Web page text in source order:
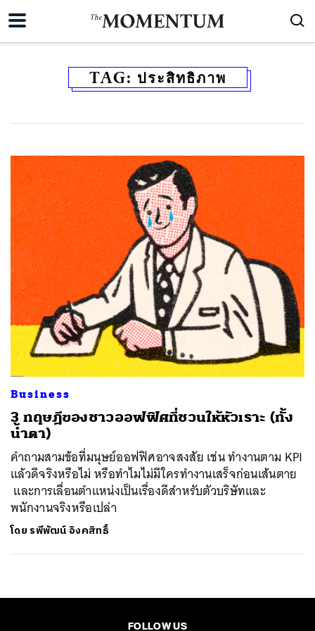
TAG: ประสิทธิภาพ
Business
3 ทฤษฎีของชาวออฟฟิศที่ชวนให้หัวเราะ (ทั้ง
น้ำตา)
คำถามสามข้อที่มนุษย์ออฟฟิศอาจสงสัย เช่น ทำงานตาม KPI
แล้วดีจริงหรือไม่ หรือทำไมไม่มีใครทำงานเสร็จก่อนเส้นตาย
และการเลื่อนตำแหน่งเป็นเรื่องดีสำหรับตัวบริษัทและ
พนักงานจริงหรือเปล่า
โดย รพีพัฒน์ อิงคสิทธิ์
FOLLOW US
ค้นหา
SHARE TWEET LINE EMAIL